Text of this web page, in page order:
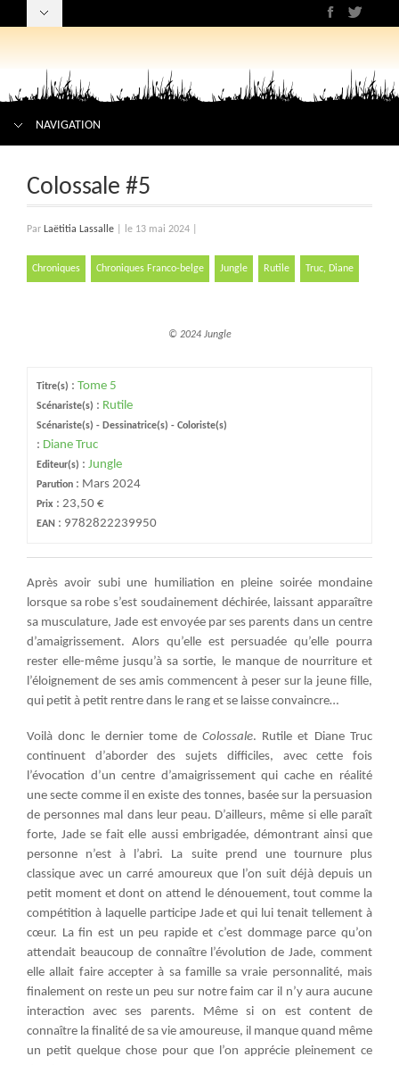
NAVIGATION
Colossale #5
Par Laëtitia Lassalle le 13 mai 2024
Chroniques Chroniques Franco-belge Jungle Rutile Truc, Diane
© 2024 Jungle
Titre(s) : Tome 5
Scénariste(s) : Rutile
Scénariste(s) - Dessinatrice(s) - Coloriste(s)
: Diane Truc
Editeur(s) : Jungle
Parution : Mars 2024
Prix : 23,50 €
EAN : 9782822239950
Après avoir subi une humiliation en pleine soirée mondaine
lorsque sa robe s’est soudainement déchirée, laissant apparaître
sa musculature, Jade est envoyée par ses parents dans un centre
d’amaigrissement. Alors qu’elle est persuadée qu’elle pourra
rester elle-même jusqu’à sa sortie, le manque de nourriture et
l’éloignement de ses amis commencent à peser sur la jeune fille,
qui petit à petit rentre dans le rang et se laisse convaincre…
Voilà donc le dernier tome de Colossale. Rutile et Diane Truc
continuent d’aborder des sujets difficiles, avec cette fois
l’évocation d’un centre d’amaigrissement qui cache en réalité
une secte comme il en existe des tonnes, basée sur la persuasion
de personnes mal dans leur peau. D’ailleurs, même si elle paraît
forte, Jade se fait elle aussi embrigadée, démontrant ainsi que
personne n’est à l’abri. La suite prend une tournure plus
classique avec un carré amoureux que l’on suit déjà depuis un
petit moment et dont on attend le dénouement, tout comme la
compétition à laquelle participe Jade et qui lui tenait tellement à
cœur. La fin est un peu rapide et c’est dommage parce qu’on
attendait beaucoup de connaître l’évolution de Jade, comment
elle allait faire accepter à sa famille sa vraie personnalité, mais
finalement on reste un peu sur notre faim car il n’y aura aucune
interaction avec ses parents. Même si on est content de
connaître la finalité de sa vie amoureuse, il manque quand même
un petit quelque chose pour que l’on apprécie pleinement ce